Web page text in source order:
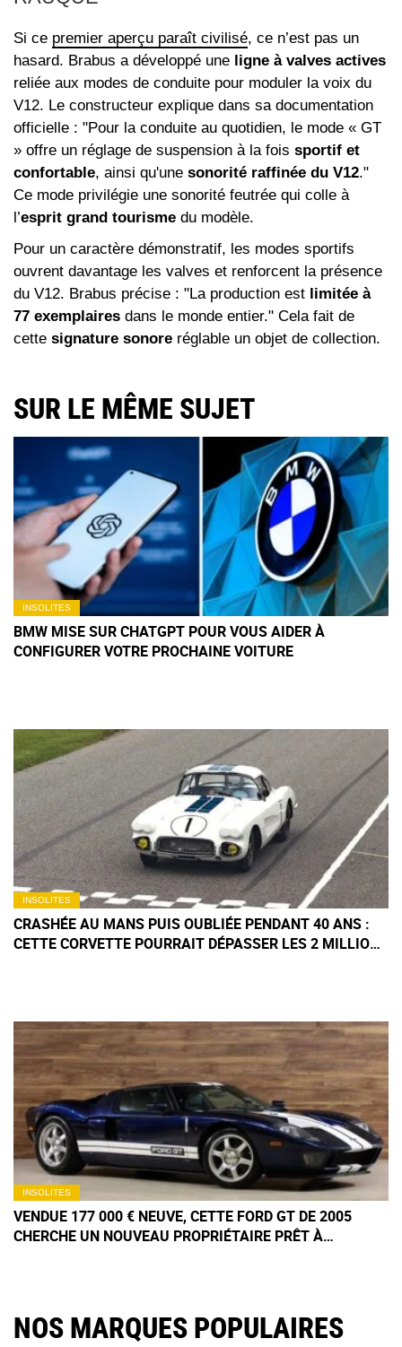
Si ce premier aperçu paraît civilisé, ce n’est pas un
hasard. Brabus a développé une ligne à valves actives
reliée aux modes de conduite pour moduler la voix du
V12. Le constructeur explique dans sa documentation
officielle : "Pour la conduite au quotidien, le mode « GT
» offre un réglage de suspension à la fois sportif et
confortable, ainsi qu'une sonorité raffinée du V12."
Ce mode privilégie une sonorité feutrée qui colle à
l’esprit grand tourisme du modèle.
Pour un caractère démonstratif, les modes sportifs
ouvrent davantage les valves et renforcent la présence
du V12. Brabus précise : "La production est limitée à
77 exemplaires dans le monde entier." Cela fait de
cette signature sonore réglable un objet de collection.
SUR LE MÊME SUJET
INSOLITES
BMW MISE SUR CHATGPT POUR VOUS AIDER À
CONFIGURER VOTRE PROCHAINE VOITURE
INSOLITES
CRASHÉE AU MANS PUIS OUBLIÉE PENDANT 40 ANS :
CETTE CORVETTE POURRAIT DÉPASSER LES 2 MILLIONS
INSOLITES
VENDUE 177 000 € NEUVE, CETTE FORD GT DE 2005
CHERCHE UN NOUVEAU PROPRIÉTAIRE PRÊT À
NOS MARQUES POPULAIRES